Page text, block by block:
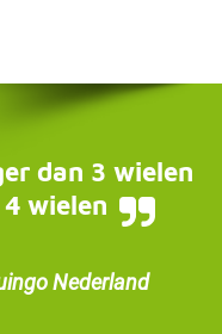
dan 3 wielen
wielen
Nederland